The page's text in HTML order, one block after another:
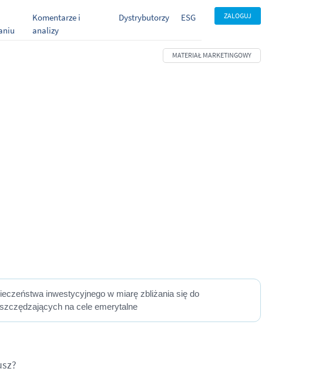
Komentarze i
analizy
Dystrybutorzy ESG ZALOGUJ
inwestycyjnego w miarę zbliżania się do
na cele emerytalne